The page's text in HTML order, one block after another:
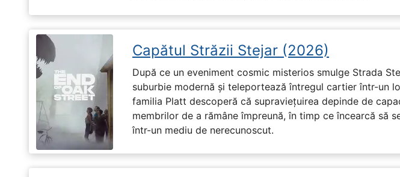
Capătul Străzii Stejar (2026)
După ce un eveniment cosmic misterios smulge Strada
suburbie modernă și teleportează întregul cartier într-un
familia Platt descoperă că supraviețuirea depinde de
membrilor de a rămâne împreună, în timp ce încearcă să
într-un mediu de nerecunoscut.